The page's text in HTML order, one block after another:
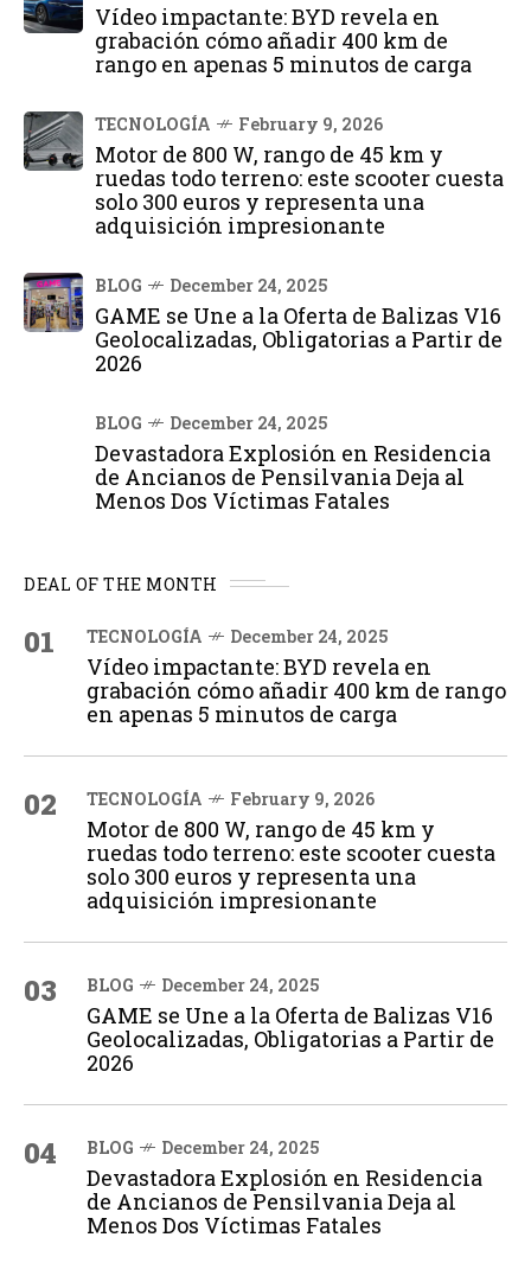
Vídeo impactante: BYD revela en
grabación cómo añadir 400 km de
rango en apenas 5 minutos de carga
TECNOLOGÍA February 9, 2026
Motor de 800 W, rango de 45 km y
ruedas todo terreno: este scooter cuesta
solo 300 euros y representa una
adquisición impresionante
BLOG December 24, 2025
GAME se Une a la Oferta de Balizas V16
Geolocalizadas, Obligatorias a Partir de
2026
BLOG December 24, 2025
Devastadora Explosión en Residencia
de Ancianos de Pensilvania Deja al
Menos Dos Víctimas Fatales
DEAL OF THE MONTH
01 TECNOLOGÍA December 24, 2025
Vídeo impactante: BYD revela en
grabación cómo añadir 400 km de rango
en apenas 5 minutos de carga
02 TECNOLOGÍA February 9, 2026
Motor de 800 W, rango de 45 km y
ruedas todo terreno: este scooter cuesta
solo 300 euros y representa una
adquisición impresionante
03 BLOG December 24, 2025
GAME se Une a la Oferta de Balizas V16
Geolocalizadas, Obligatorias a Partir de
2026
04 BLOG December 24, 2025
Devastadora Explosión en Residencia
de Ancianos de Pensilvania Deja al
Menos Dos Víctimas Fatales